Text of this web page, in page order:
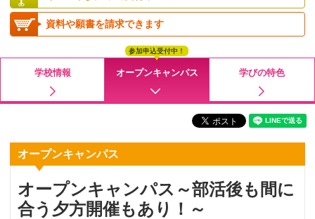
資料や願書を請求できます
学校情報 オープンキャンパス
参加申込受付中！
学びの特色
オープンキャンパス
オープンキャンパス～部活後も間に
合う夕方開催もあり！～